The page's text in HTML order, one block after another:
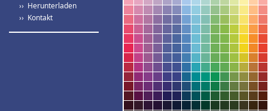
›› Herunterladen
›› Kontakt